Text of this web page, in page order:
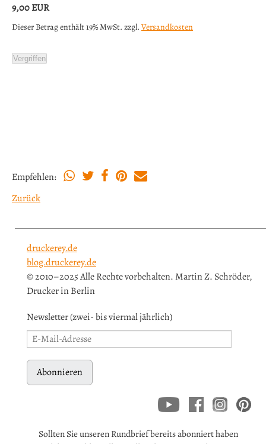
9,00EUR
Dieser Betrag enthält 19% MwSt. zzgl. Versandkosten
Vergriffen
Empfehlen:
Zurück
druckerey.de
blog.druckerey.de
© 2010–2025 Alle Rechte vorbehalten. Martin Z. Schröder,
Drucker in Berlin
Newsletter (zwei- bis viermal jährlich)
Abonnieren
Sollten Sie unseren Rundbrief bereits abonniert haben